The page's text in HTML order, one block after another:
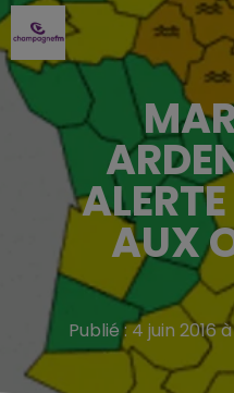
AUX
Publié : 4 juin 2016